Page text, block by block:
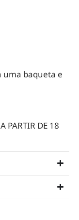
uma baqueta e
PARTIR DE 18